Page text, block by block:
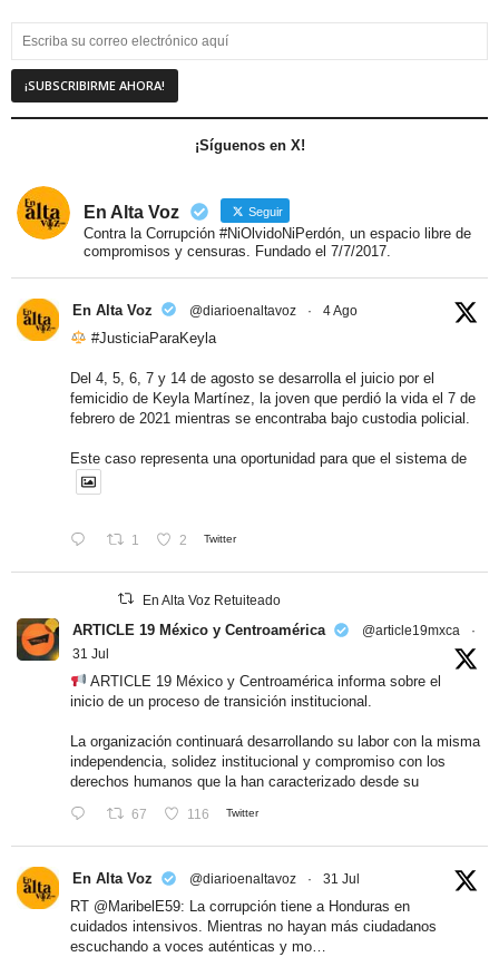
¡Síguenos en X!
En Alta Voz Seguir
Contra la Corrupción #NiOlvidoNiPerdón, un espacio libre de
compromisos y censuras. Fundado el 7/7/2017.
En Alta Voz @diarioenaltavoz · 4 Ago
#JusticiaParaKeyla
Del 4, 5, 6, 7 y 14 de agosto se desarrolla el juicio por el
femicidio de Keyla Martínez, la joven que perdió la vida el 7 de
febrero de 2021 mientras se encontraba bajo custodia policial.
Este caso representa una oportunidad para que el sistema de
1 2 Twitter
En Alta Voz Retuiteado
ARTICLE 19 México y Centroamérica @article19mxca
·
31 Jul
ARTICLE 19 México y Centroamérica informa sobre el
inicio de un proceso de transición institucional.
La organización continuará desarrollando su labor con la misma
independencia, solidez institucional y compromiso con los
derechos humanos que la han caracterizado desde su
67 116 Twitter
En Alta Voz @diarioenaltavoz · 31 Jul
RT @MaribelE59: La corrupción tiene a Honduras en
cuidados intensivos. Mientras no hayan más ciudadanos
escuchando a voces auténticas y mo…